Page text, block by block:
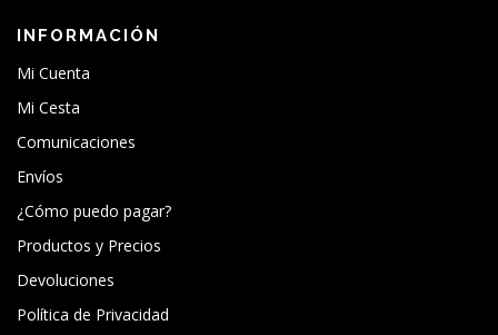
INFORMACIÓN
Mi Cuenta
Mi Cesta
Comunicaciones
Envíos
¿Cómo puedo pagar?
Productos y Precios
Devoluciones
Política de Privacidad